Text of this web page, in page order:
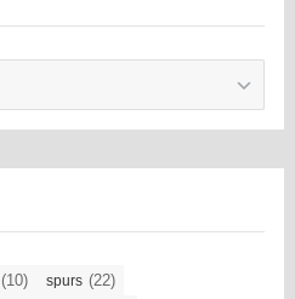
(10) spurs (22)